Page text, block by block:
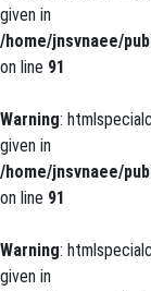
given in
/home/jnsvnaee/
on line 91
Warning:
given in
/home/jnsvnaee/
on line 91
Warning:
given in